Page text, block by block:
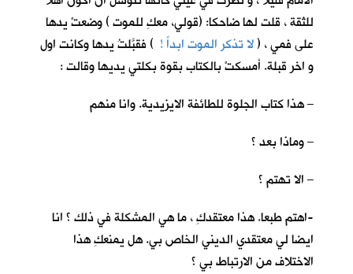
للثقة ، قلت لها ضاحكا: (قولي، معكِ للموت ) وضعتْ يدها
على فمي ، (لا تذكر الموت ابداً ! ) فقبَّلتُ يدها وكانت اول
و اخر قبلة. أمسكتْ بالكتاب بقوة بكلتي يديها وقالت :
– هذا كتاب الجلوة للطائفة الايزيدية. وانا منهم
– وماذا بعد ؟
– الا تهتم ؟
-اهتم طبعا. هذا معتقدكِ ، ما هي المشكلة في ذلك ؟ انا
ايضا لي معتقدي الديني الخاص بي. هل يمنعكِ هذا
الاختلاف من الارتباط بي ؟